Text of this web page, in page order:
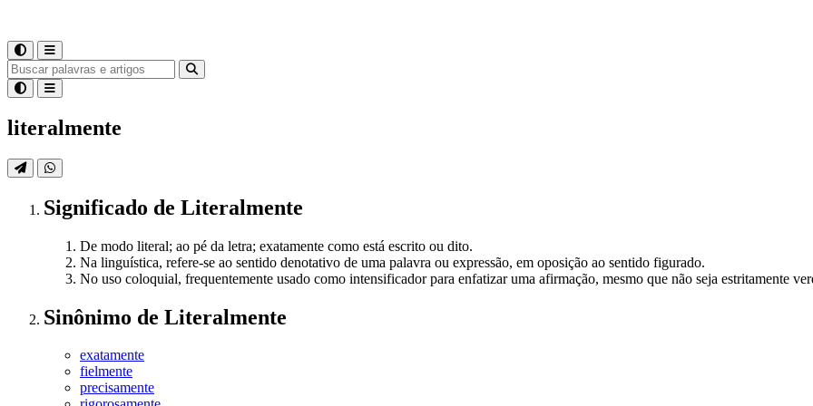
literalmente
Significado de Literalmente
De modo literal; ao pé da letra; exatamente como está escrito ou dito.
Na linguística, refere-se ao sentido denotativo de uma palavra ou expressão, em oposição ao sentido figurado.
No uso coloquial, frequentemente usado como intensificador para enfatizar uma afirmação, mesmo que não seja estritamente
Sinônimo de Literalmente
exatamente
fielmente
precisamente